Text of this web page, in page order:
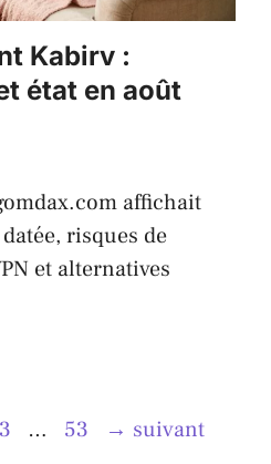
Kabirv :
état en août
affichait
risques de
et alternatives
Page
3 … Page
53 → suivant